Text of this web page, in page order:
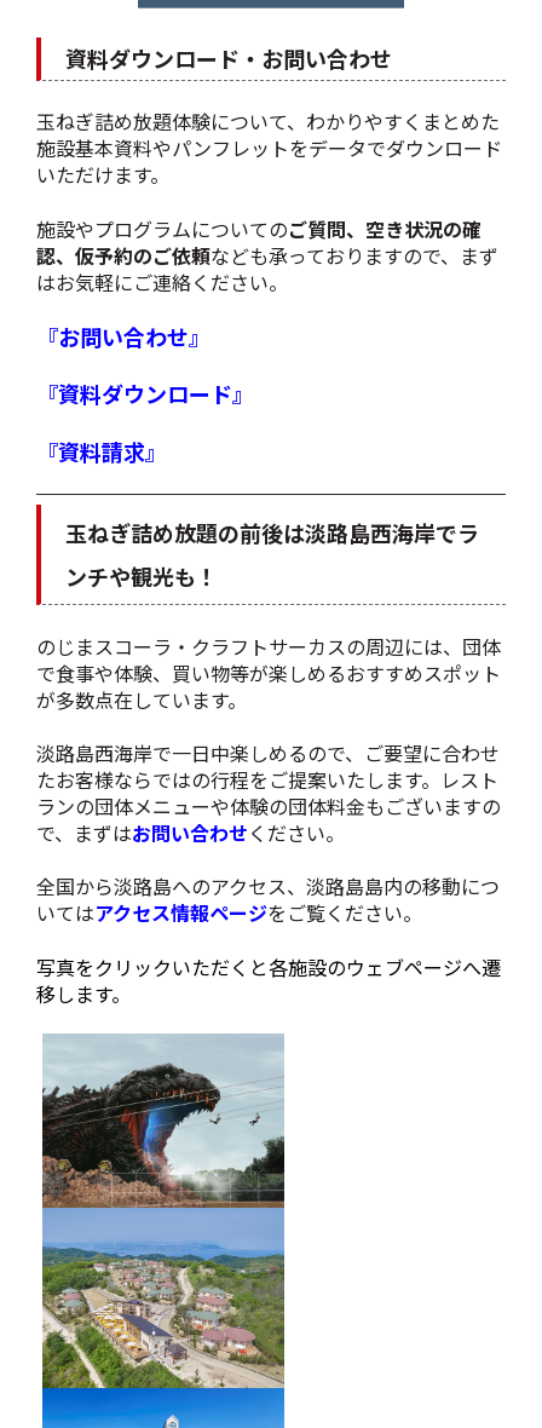
資料ダウンロード・お問い合わせ
玉ねぎ詰め放題体験について、わかりやすくまとめた
施設基本資料やパンフレットをデータでダウンロード
いただけます。
施設やプログラムについてのご質問、空き状況の確
認、仮予約のご依頼なども承っておりますので、まず
はお気軽にご連絡ください。
『お問い合わせ』
『資料ダウンロード』
『資料請求』
玉ねぎ詰め放題の前後は淡路島西海岸でラ
ンチや観光も！
のじまスコーラ・クラフトサーカスの周辺には、団体
で食事や体験、買い物等が楽しめるおすすめスポット
が多数点在しています。
淡路島西海岸で一日中楽しめるので、ご要望に合わせ
たお客様ならではの行程をご提案いたします。レスト
ランの団体メニューや体験の団体料金もございますの
で、まずはお問い合わせください。
全国から淡路島へのアクセス、淡路島島内の移動につ
いてはアクセス情報ページをご覧ください。
写真をクリックいただくと各施設のウェブページへ遷
移します。
GRAND CHARIOT 北斗七星135°